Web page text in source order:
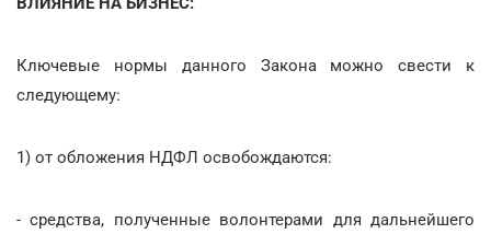
Ключевые нормы данного Закона можно свести к
следующему:
1) от обложения НДФЛ освобождаются:
- средства, полученные волонтерами для дальнейшего